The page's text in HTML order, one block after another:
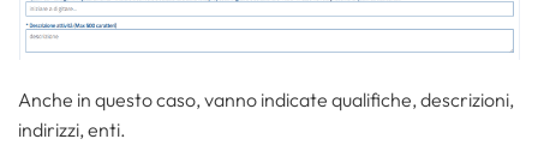
Anche in questo caso, vanno indicate qualifiche, descrizioni,
indirizzi, enti.